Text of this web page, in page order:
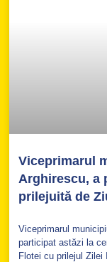
Viceprimarul
Arghirescu, a
prilejuită de
Viceprimarul
participat astăzi la
Flotei cu prilejul Zilei